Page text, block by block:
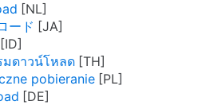
ード
มดาวน์โหลด
pobieranie